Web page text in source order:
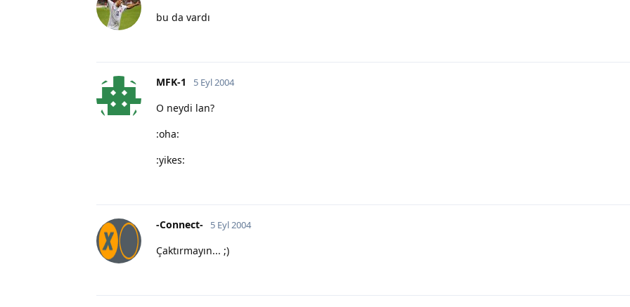
bu da vardı
MFK-1 5 Eyl 2004
O neydi lan?
:oha:
:yikes:
-Connect- 5 Eyl 2004
Çaktırmayın... ;)